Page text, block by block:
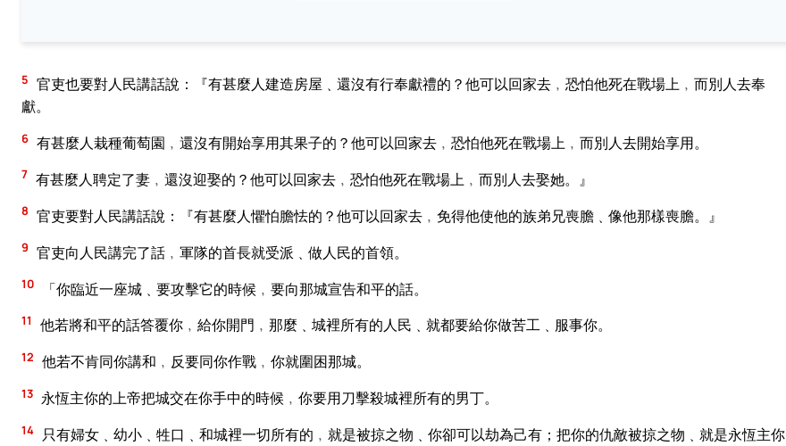
5 官吏也要對人民講話說：『有甚麼人建造房屋﹑還沒有行奉獻禮的？他可以回家去﹐恐怕他死在戰場上﹐而別人去奉
獻。
6 有甚麼人栽種葡萄園﹐還沒有開始享用其果子的？他可以回家去﹐恐怕他死在戰場上﹐而別人去開始享用。
7 有甚麼人聘定了妻﹐還沒迎娶的？他可以回家去﹐恐怕他死在戰場上﹐而別人去娶她。』
8 官吏要對人民講話說：『有甚麼人懼怕膽怯的？他可以回家去﹐免得他使他的族弟兄喪膽﹑像他那樣喪膽。』
9 官吏向人民講完了話﹐軍隊的首長就受派﹑做人民的首領。
10 「你臨近一座城﹑要攻擊它的時候﹐要向那城宣告和平的話。
11 他若將和平的話答覆你﹐給你開門﹐那麼﹑城裡所有的人民﹑就都要給你做苦工﹑服事你。
12 他若不肯同你講和﹐反要同你作戰﹐你就圍困那城。
13 永恆主你的上帝把城交在你手中的時候﹐你要用刀擊殺城裡所有的男丁。
14
只有婦女﹑幼小﹑牲口﹑和城裡一切所有的﹐就是被掠之物﹑你卻可以劫為己有；把你的仇敵被掠之物﹑就是永恆主你